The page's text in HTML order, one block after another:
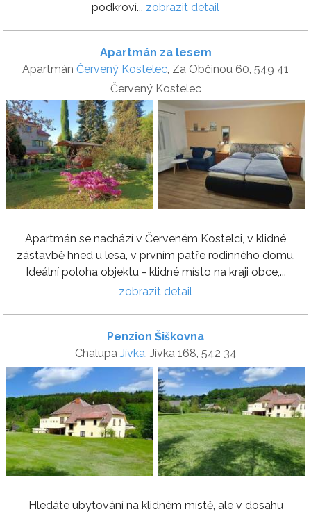
podkroví... zobrazit detail
Apartmán za lesem
Apartmán Červený Kostelec, Za Občinou 60, 549 41
Červený Kostelec
Apartmán se nachází v Červeném Kostelci, v klidné
zástavbě hned u lesa, v prvním patře rodinného domu.
Ideální poloha objektu - klidné místo na kraji obce,...
zobrazit detail
Penzion Šiškovna
Chalupa Jívka , Jívka 168, 542 34
Hledáte ubytování na klidném místě, ale v dosahu